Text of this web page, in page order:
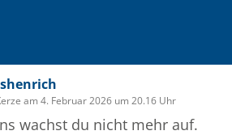
am 4. Februar 2026 um 20.16 Uhr
wachst du nicht mehr auf.